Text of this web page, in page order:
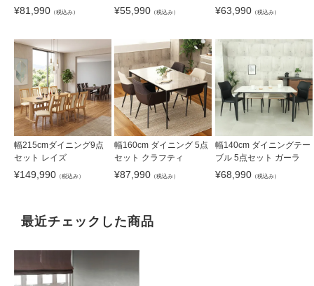
¥81,990 （税込み）
ンク
¥55,990 （税込み） ¥63,990（税込み）
幅215cmダイニング9点
セット レイズ
¥149,990 （税込み）
幅160cm ダイニング 5点
セット クラフティ
¥87,990 （税込み）
幅140cm ダイニングテー
ブル 5点セット ガーラ
¥68,990（税込み）
最近チェックした商品